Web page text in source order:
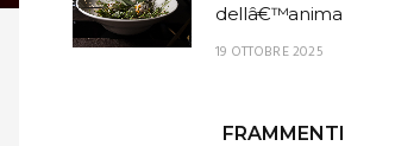
dellâ€™anima
19 OTTOBRE 2025
FRAMMENTI